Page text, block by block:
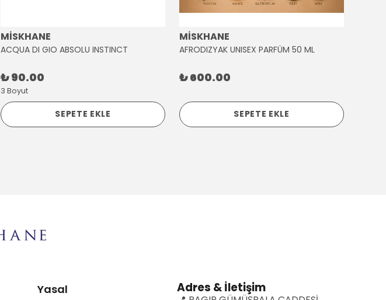
MİSKHANE
ACQUA DI GIO ABSOLU INSTINCT
₺ 90.00
3 Boyut
SEPETE EKLE
MİSKHANE
AFRODIZYAK UNISEX PARFÜM 50 ML
₺ 600.00
SEPETE EKLE
Yasal Adres & İletişim